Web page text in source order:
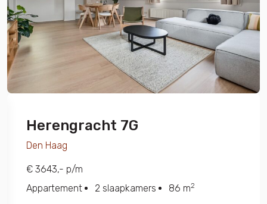
Herengracht 7G
Den Haag
€ 3643,- p/m
Appartement
2 slaapkamers 86 m2